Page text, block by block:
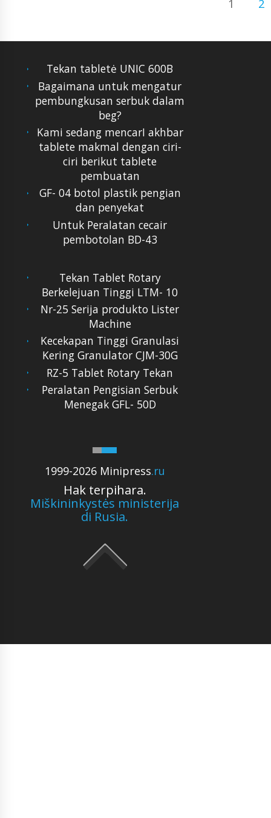
1 2
Tekan tabletė UNIC 600B
Bagaimana untuk mengatur
pembungkusan serbuk dalam
beg?
Kami sedang mencarI akhbar
tablete makmal dengan ciri-
ciri berikut tablete
pembuatan
GF- 04 botol plastik pengian
dan penyekat
Untuk Peralatan cecair
pembotolan BD-43
1999-2026 Minipress.ru
Hak terpihara.
Miškininkystės ministerija
di Rusia.
Tekan Tablet Rotary
Berkelejuan Tinggi LTM- 10
Nr-25 Serija produkto Lister
Machine
Kecekapan Tinggi Granulasi
Kering Granulator CJM-30G
RZ-5 Tablet Rotary Tekan
Peralatan Pengisian Serbuk
Menegak GFL- 50D